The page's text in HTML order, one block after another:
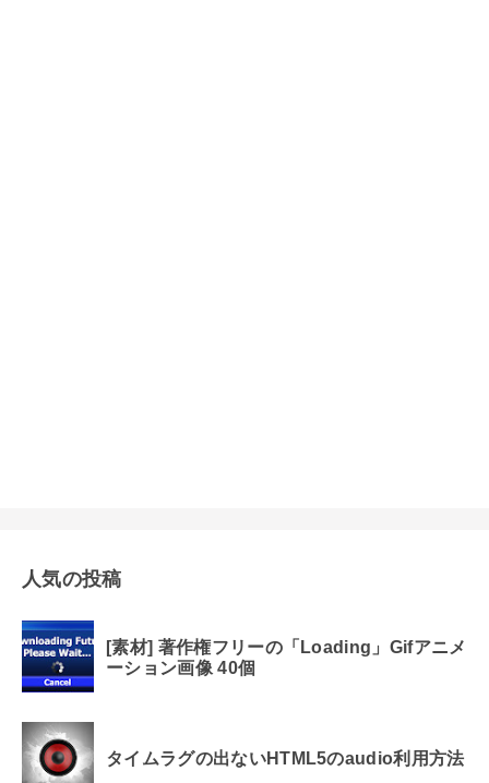
人気の投稿
[素材] 著作権フリーの「Loading」Gifアニメ
ーション画像 40個
タイムラグの出ないHTML5のaudio利用方法